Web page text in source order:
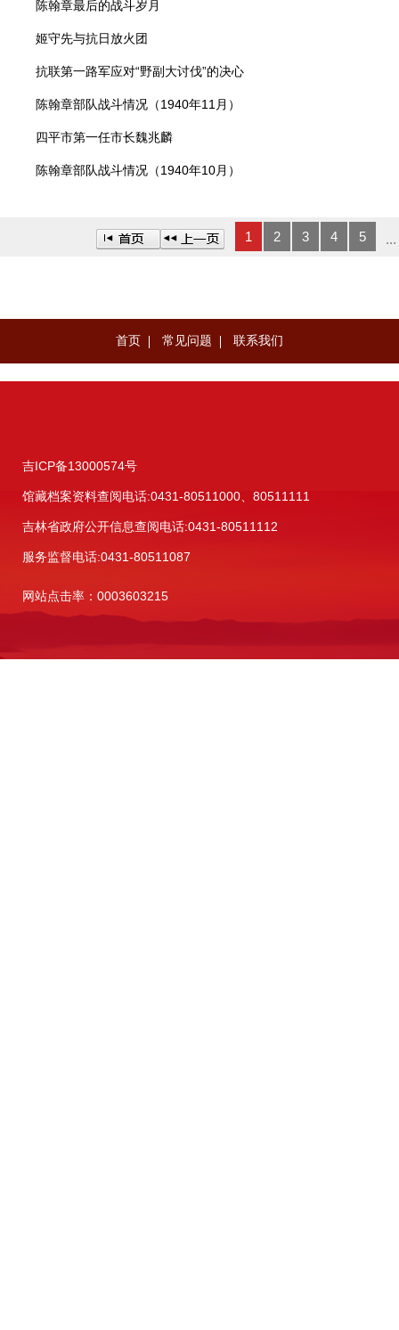
陈翰章最后的战斗岁月
姬守先与抗日放火团
抗联第一路军应对“野副大讨伐”的决心
陈翰章部队战斗情况（1940年11月）
四平市第一任市长魏兆麟
陈翰章部队战斗情况（1940年10月）
1 2 3 4 5 ...
首页 常见问题 联系我们
吉ICP备13000574号
馆藏档案资料查阅电话:0431-80511000、80511111
吉林省政府公开信息查阅电话:0431-80511112
服务监督电话:0431-80511087
网站点击率：0003603215